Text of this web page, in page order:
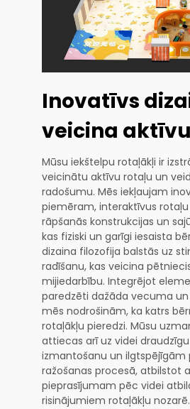
Inovatīvs
veicina
Mūsu iekštelpu rotaļākļi ir
veicinātu aktīvu rotaļu un
radošumu. Mēs iekļaujam
piemēram, interaktīvus
rāpšanās konstrukcijas un
kas fiziski un garīgi iesaista
dizaina filozofija balstās uz
radīšanu, kas veicina
mijiedarbību. Integrējot
paredzēti dažāda vecuma
mēs nodrošinām, ka katrs
rotaļākļu pieredzi. Mūsu
attiecas arī uz videi
izmantošanu un ilgtspējīgām
ražošanas procesā, atbilstot
pieprasījumam pēc videi
risinājumiem rotaļākļu nozarē.